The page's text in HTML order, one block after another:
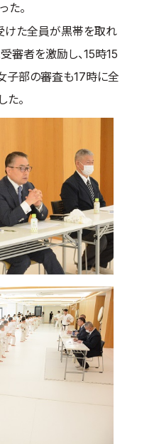
た。
けた全員が黒帯を取れ
受審者を激励し、15時15
子部の審査も17時に全
。